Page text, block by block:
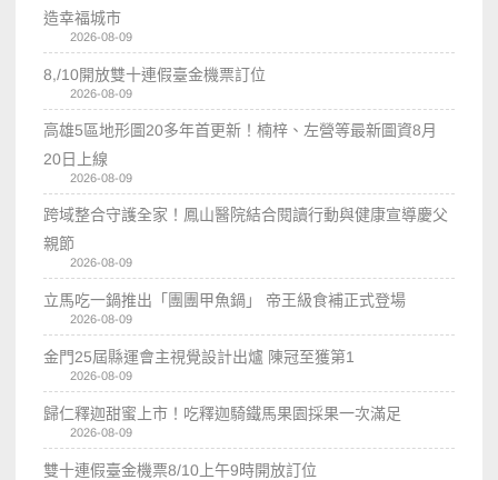
造幸福城市
2026-08-09
8,/10開放雙十連假臺金機票訂位
2026-08-09
高雄5區地形圖20多年首更新！楠梓、左營等最新圖資8月
20日上線
2026-08-09
跨域整合守護全家！鳳山醫院結合閱讀行動與健康宣導慶父
親節
2026-08-09
立馬吃一鍋推出「團團甲魚鍋」 帝王級食補正式登場
2026-08-09
金門25屆縣運會主視覺設計出爐 陳冠至獲第1
2026-08-09
歸仁釋迦甜蜜上市！吃釋迦騎鐵馬果園採果一次滿足
2026-08-09
雙十連假臺金機票8/10上午9時開放訂位